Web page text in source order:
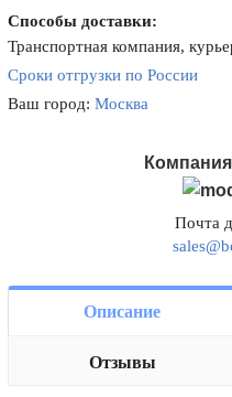
Способы доставки:
Транспортная компания,
Сроки отгрузки по России
Ваш город:Москва
Почта
Описание
Отзывы